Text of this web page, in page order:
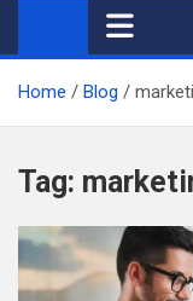
Home Blog
Tag: